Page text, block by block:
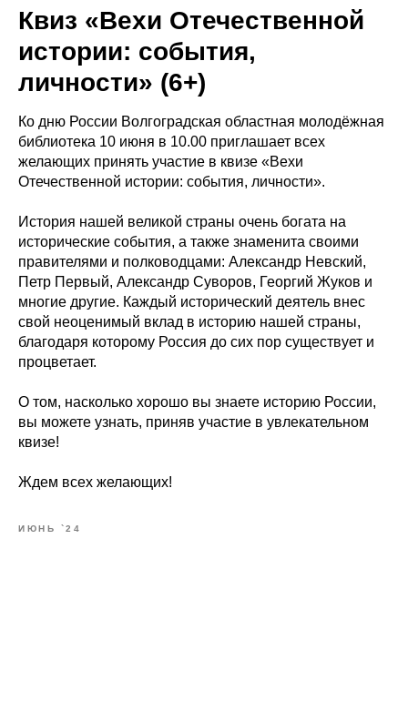
Квиз «Вехи Отечественной
истории: события,
личности» (6+)
Ко дню России Волгоградская областная молодёжная
библиотека 10 июня в 10.00 приглашает всех
желающих принять участие в квизе «Вехи
Отечественной истории: события, личности».
История нашей великой страны очень богата на
исторические события, а также знаменита своими
правителями и полководцами: Александр Невский,
Петр Первый, Александр Суворов, Георгий Жуков и
многие другие. Каждый исторический деятель внес
свой неоценимый вклад в историю нашей страны,
благодаря которому Россия до сих пор существует и
процветает.
О том, насколько хорошо вы знаете историю России,
вы можете узнать, приняв участие в увлекательном
квизе!
Ждем всех желающих!
ИЮНЬ `24